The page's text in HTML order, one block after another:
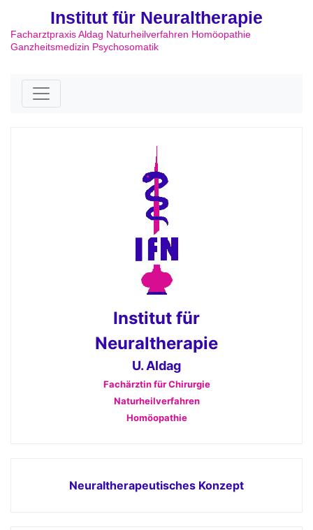
Institut für Neuraltherapie
Facharztpraxis Aldag Naturheilverfahren Homöopathie
Ganzheitsmedizin Psychosomatik
Institut für
Neuraltherapie
U. Aldag
Fachärztin für Chirurgie
Naturheilverfahren
Homöopathie
Neuraltherapeutisches Konzept